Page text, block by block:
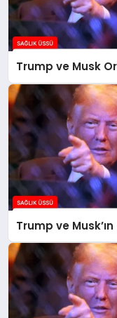
Trump ve Musk
Trump ve